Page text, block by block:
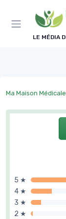
LE MÉDIA
Ma Maison Médicale
5 ★
4 ★
3 ★
2 ★